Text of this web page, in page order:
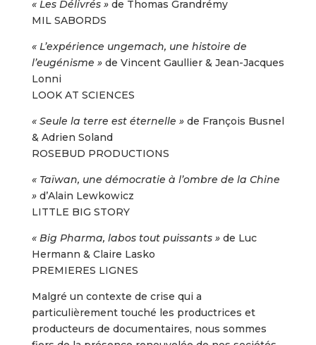
« Les Délivrés »de Thomas Grandrémy
MIL SABORDS
« L’expérience ungemach, une histoire de
l’eugénisme »de Vincent Gaullier & Jean-Jacques
Lonni
LOOK AT SCIENCES
« Seule la terre est éternelle »de François Busnel
& Adrien Soland
ROSEBUD PRODUCTIONS
« Taïwan, une démocratie à l’ombre de la Chine
»d’Alain Lewkowicz
LITTLE BIG STORY
« Big Pharma, labos tout puissants »de Luc
Hermann & Claire Lasko
PREMIERES LIGNES
Malgré un contexte de crise qui a
particulièrement touché les productrices et
producteurs de documentaires, nous sommes